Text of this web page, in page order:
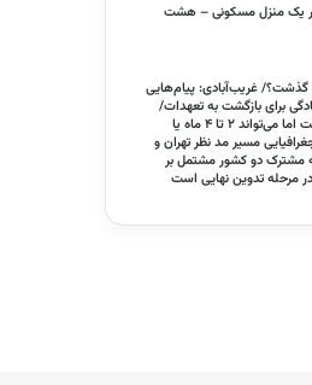
یک منزل مسکونی – هشت
غریب‌آبادی: پیام‌هایی
برای بازگشت به تعهدات/
مسیر جدید در تنگه هرمز موقت است اما می‌تواند ۲ تا ۴ ماه یا
مسیر مد نظر تهران و
مشترک دو کشور مشتمل بر
مرحله تدوین نهایی است